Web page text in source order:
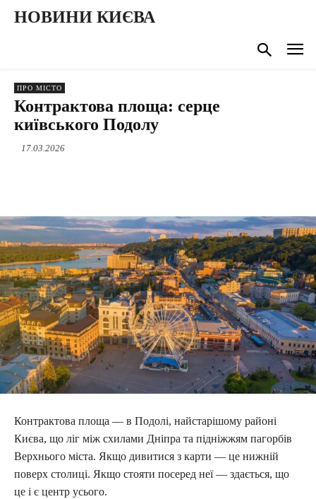
НОВИНИ КИЄВА
ПРО МІСТО
Контрактова площа: серце
київського Подолу
17.03.2026
Контрактова площа — в Подолі, найстарішому районі
Києва, що ліг між схилами Дніпра та підніжжям пагорбів
Верхнього міста. Якщо дивитися з карти — це нижній
поверх столиці. Якщо стояти посеред неї — здається, що
це і є центр усього.